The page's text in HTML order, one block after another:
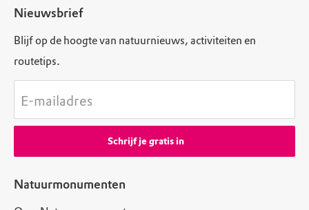
Natuurmonumenten
Nieuwsbrief
Blijf op de hoogte van natuurnieuws, activiteiten en
routetips.
E-mailadres
Schrijf je gratis in